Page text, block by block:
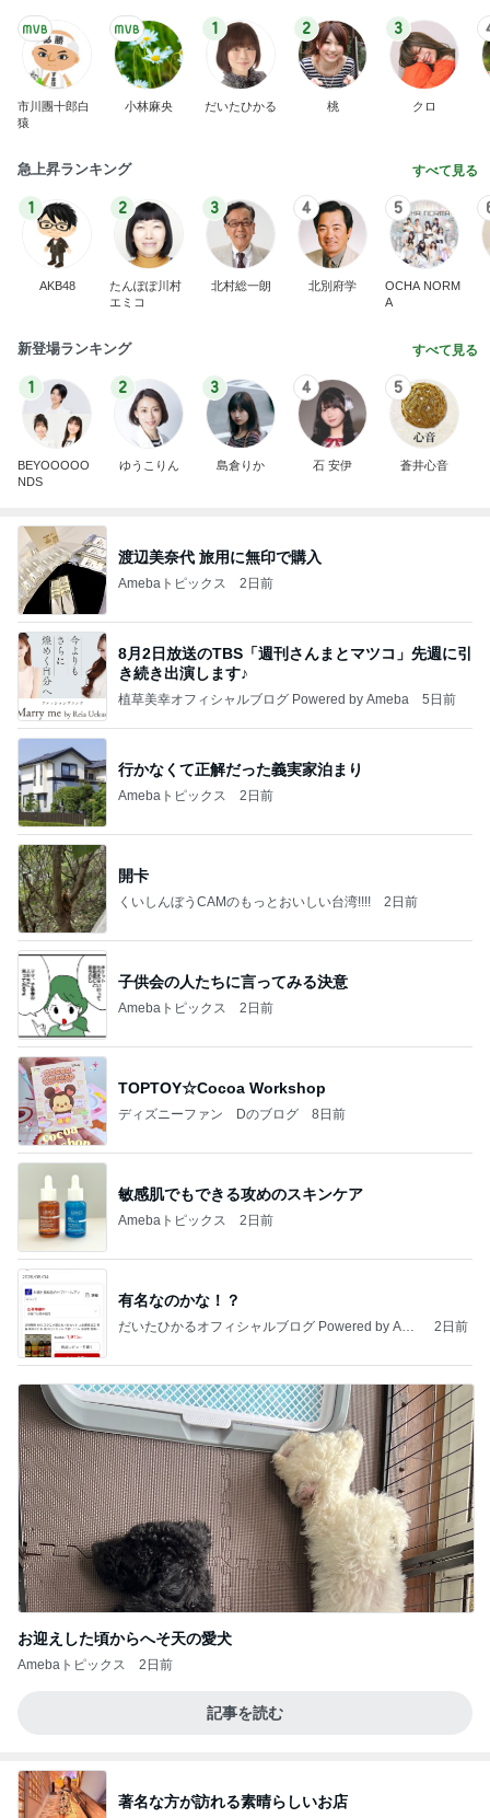
市川團十郎白
猿
小林麻央
1
だいたひかる
2
桃
3
クロ
急上昇ランキング すべて見る
1
AKB48
2
たんぽぽ川村
エミコ
3
北村総一朗
4
北別府学
5
OCHA NORM
A
新登場ランキング すべて見る
1
BEYOOOOO
NDS
2
ゆうこりん
3
島倉りか
4
石 安伊
5
蒼井心音
渡辺美奈代 旅用に無印で購入
Amebaトピックス 2日前
8月2日放送のTBS「週刊さんまとマツコ」先週に引
き続き出演します♪
植草美幸オフィシャルブログ Powered by Ameba 5日前
行かなくて正解だった義実家泊まり
Amebaトピックス 2日前
開卡
くいしんぼうCAMのもっとおいしい台湾!!!! 2日前
子供会の人たちに言ってみる決意
Amebaトピックス 2日前
TOPTOY☆Cocoa Workshop
ディズニーファン Dのブログ 8日前
敏感肌でもできる攻めのスキンケア
Amebaトピックス 2日前
有名なのかな！？
だいたひかるオフィシャルブログ Powered by Ame
2日前
お迎えした頃からへそ天の愛犬
Amebaトピックス 2日前
記事を読む
著名な方が訪れる素晴らしいお店